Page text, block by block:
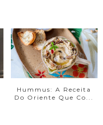
Hummus: A Receita
Do Oriente Que Co...